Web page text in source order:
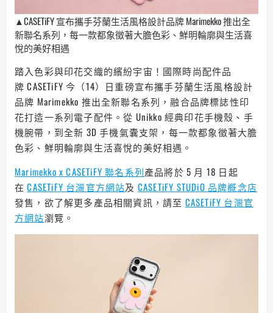
▲CASETiFY 宣布攜手芬蘭生活風格設計品牌 Marimekko 推出全
新聯名系列，每一款都象徵著大膽色彩、鮮明輪廓與生活喜
悅的美好相遇
踏入色彩與印花交織的繽紛宇宙！國際時尚配件品
牌 CASETiFY 今（14）日重磅宣布攜手芬蘭生活風格設計
品牌 Marimekko 推出全新聯名系列，融合品牌標誌性印
花打造一系列電子配件。從 Unikko 經典印花手機殼、手
機腕帶，到全新 3D 手機氣囊支架，每一款都象徵著大膽
色彩、鮮明輪廓與生活喜悅的美好相遇。
Marimekko x CASETiFY 聯名系列產品將於 5 月 18 日起
在CASETiFY 台灣官方網站及 CASETiFY STUDiO 品牌概念店
發售，欲了解更多產品相關資訊，請至 CASETiFY 台灣官
方網站瀏覽。